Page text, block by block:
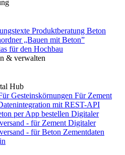
Produktberatung Beton
„Bauen mit Beton”
für den Hochbau
& verwalten
Hub
Gesteinskörnungen Für Zement
mit REST-API
per App bestellen Digitaler
- für Zement Digitaler
- für Beton Zementdaten